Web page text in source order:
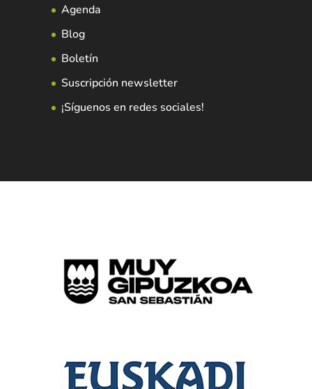
Agenda
Blog
Boletín
Suscripción newsletter
¡Síguenos en redes sociales!